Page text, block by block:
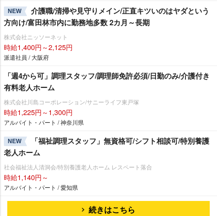
NEW
介護職/清掃や見守りメイン/正直キツいのはヤダという
方向け/富田林市内に勤務地多数 2カ月～長期
株式会社ニッソーネット
時給1,400円～2,125円
派遣社員 / 大阪府
「週4から可」調理スタッフ/調理師免許必須/日勤のみ/介護付き
有料老人ホーム
株式会社川島コーポレーション/サニーライフ東戸塚
時給1,225円～1,300円
アルバイト・パート / 神奈川県
NEW
「福祉調理スタッフ」無資格可/シフト相談可/特別養護
老人ホーム
社会福祉法人清洞会/特別養護老人ホーム レスペート落合
時給1,140円～
アルバイト・パート / 愛知県
続きはこちら